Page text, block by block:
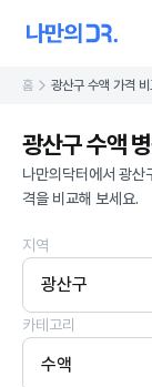
홈 광산구 수액 가격 비
광산구 수액
나만의닥터에서 광산
격을 비교해 보세요.
지역
광산구
카테고리
수액